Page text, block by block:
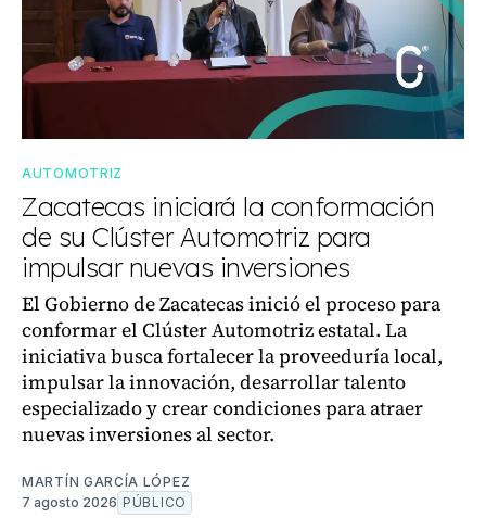
AUTOMOTRIZ
Zacatecas iniciará la conformación
de su Clúster Automotriz para
impulsar nuevas inversiones
El Gobierno de Zacatecas inició el proceso para
conformar el Clúster Automotriz estatal. La
iniciativa busca fortalecer la proveeduría local,
impulsar la innovación, desarrollar talento
especializado y crear condiciones para atraer
nuevas inversiones al sector.
MARTÍN GARCÍA LÓPEZ
7 agosto 2026 PÚBLICO